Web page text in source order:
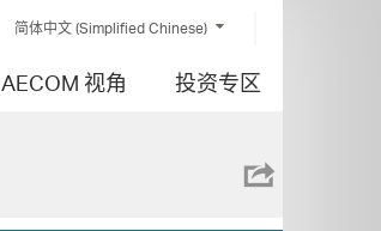
简体中文 (Simplified Chinese)
AECOM 视角 投资专区